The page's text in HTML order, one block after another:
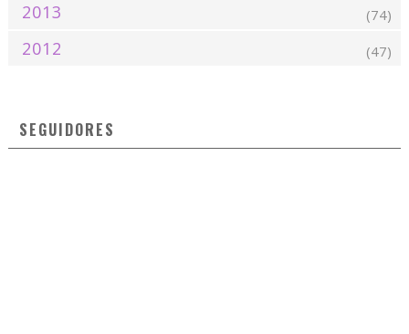
2013 (74)
2012 (47)
SEGUIDORES